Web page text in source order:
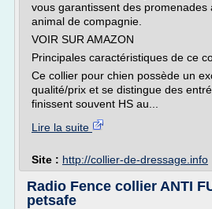
vous garantissent des promenades
animal de compagnie.
VOIR SUR AMAZON
Principales caractéristiques de ce
Ce collier pour chien possède un
qualité/prix et se distingue des
finissent souvent HS au...
Lire la suite
Site : http://collier-de-dressage.info
Radio Fence collier ANTI
petsafe